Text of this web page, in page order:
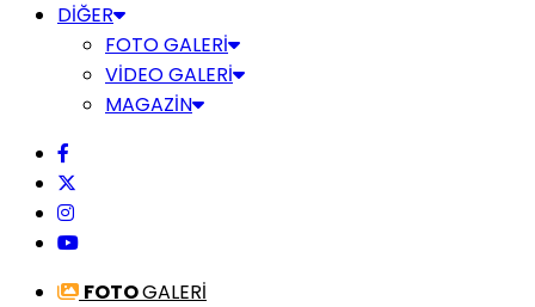
DİĞER
FOTO GALERİ
VİDEO GALERİ
MAGAZİN
FOTOGALERİ